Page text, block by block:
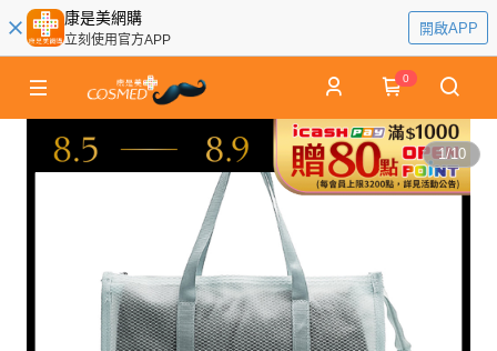
康是美網購
立刻使用官方APP
開啟APP
0
1/10